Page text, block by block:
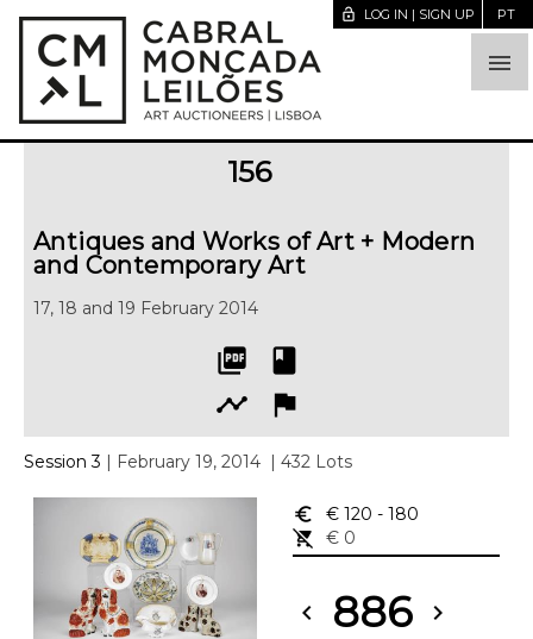

lock_open LOG IN | SIGN UP PT
156
Antiques and Works of Art + Modern
and Contemporary Art
17, 18 and 19 February 2014
picture_as_pdf
book
timeline
flag
Session 3 | February 19, 2014 | 432 Lots
euro_symbol € 120 - 180
remove_shopping_cart
€ 0
chevron_left 886 chevron_right